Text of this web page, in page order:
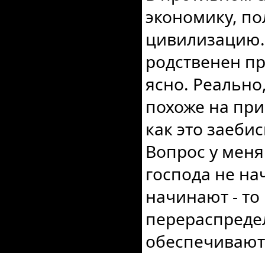
экономику,
цивилизацию.
родственен
ясно.
похоже на
как это
Вопрос у меня
господа не
начинают - то